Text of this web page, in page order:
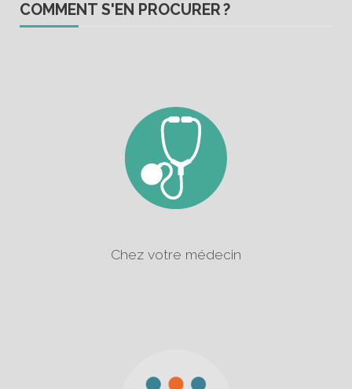
COMMENT S'EN PROCURER ?
Chez votre médecin